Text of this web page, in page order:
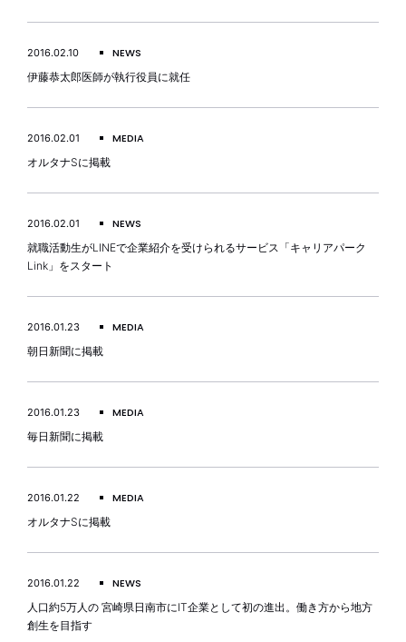
2016.02.10 NEWS
伊藤恭太郎医師が執行役員に就任
2016.02.01 MEDIA
オルタナSに掲載
2016.02.01 NEWS
就職活動生がLINEで企業紹介を受けられるサービス「キャリアパーク
Link」をスタート
2016.01.23 MEDIA
朝日新聞に掲載
2016.01.23 MEDIA
毎日新聞に掲載
2016.01.22 MEDIA
オルタナSに掲載
2016.01.22 NEWS
人口約5万人の 宮崎県日南市にIT企業として初の進出。働き方から地方
創生を目指す